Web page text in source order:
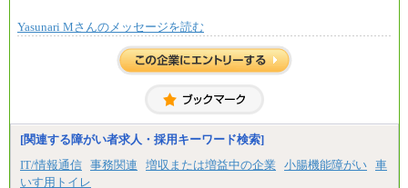
Yasunari Mさんのメッセージを読む
[関連する障がい者求人・採用キーワード検索]
IT/情報通信 事務関連 増収または増益中の企業 小腸機能障がい 車
いす用トイレ